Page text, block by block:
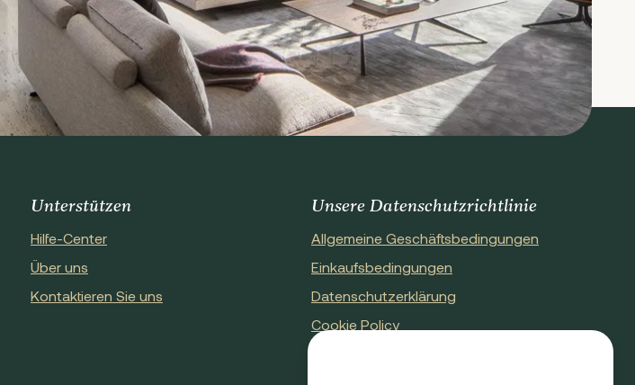
Unterstützen
Hilfe-Center
Über uns
Kontaktieren Sie uns
Unsere Datenschutzrichtlinie
Allgemeine Geschäftsbedingungen
Einkaufsbedingungen
Datenschutzerklärung
Cookie Policy